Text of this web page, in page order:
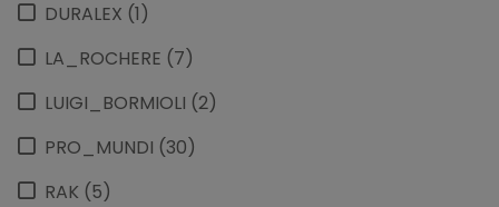
DURALEX (1)
LA_ROCHERE (7)
LUIGI_BORMIOLI (2)
PRO_MUNDI (30)
RAK (5)